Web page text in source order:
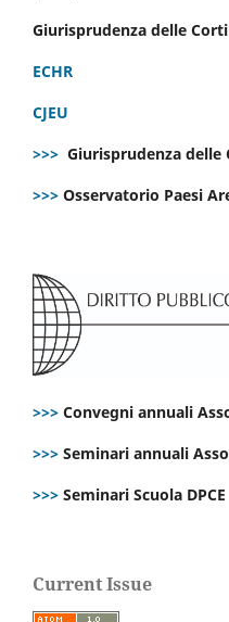
Giurisprudenza delle
ECHR
CJEU
>>> Giurisprudenza
>>> Osservatorio Paesi
>>> Convegni annuali
>>> Seminari annuali
>>> Seminari Scuola DPCE
Current Issue